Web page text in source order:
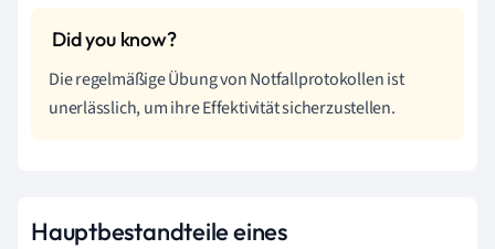
Die regelmäßige Übung von Notfallprotokollen ist
unerlässlich, um ihre Effektivität sicherzustellen.
Hauptbestandteile eines